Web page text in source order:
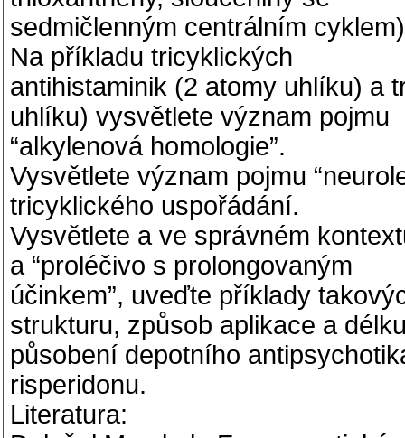
sedmičlenným centrálním
Na příkladu tricyklických
antihistaminik (2 atomy uhlíku) a
uhlíku) vysvětlete význam pojmu
“alkylenová homologie”.
Vysvětlete význam pojmu
tricyklického uspořádání.
Vysvětlete a ve správném
a “proléčivo s prolongovaným
účinkem”, uveďte příklady
strukturu, způsob aplikace a
působení depotního
risperidonu.
Literatura: